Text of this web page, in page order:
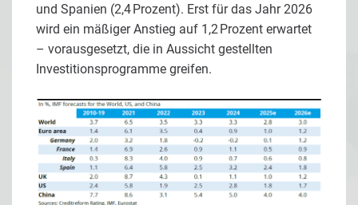
und Spanien (2,4 Prozent). Erst für das Jahr 2026
wird ein mäßiger Anstieg auf 1,2 Prozent erwartet
– vorausgesetzt, die in Aussicht gestellten
Investitionsprogramme greifen.